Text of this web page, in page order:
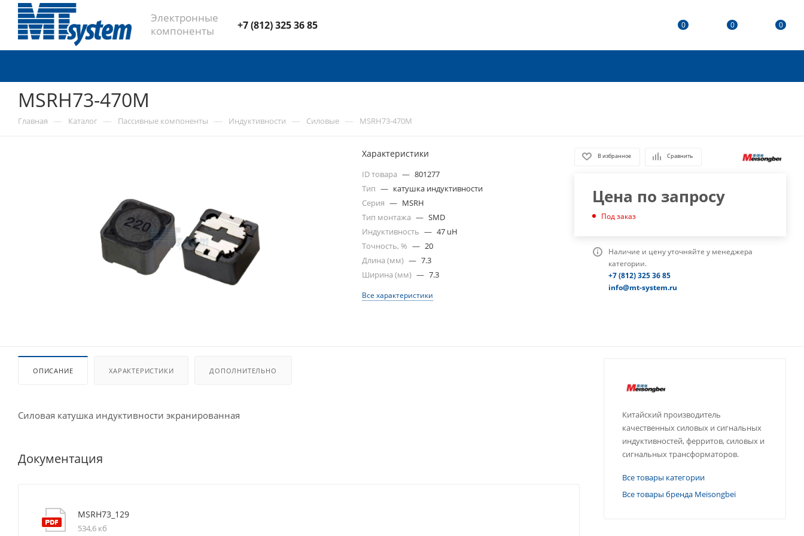
Электронные
компоненты
+7 (812) 325 36 85 0 0 0
MSRH73-470M
Главная — Каталог — Пассивные компоненты — Индуктивности — Силовые — MSRH73-470M
Характеристики
ID товара — 801277
Тип — катушка индуктивности
Серия — MSRH
Тип монтажа — SMD
Индуктивность — 47 uH
Точность, % — 20
Длина (мм) — 7.3
Ширина (мм) — 7.3
Все характеристики
В избранное Сравнить
Цена по запросу
Под заказ
Наличие и цену уточняйте у менеджера
категории.
+7 (812) 325 36 85
info@mt-system.ru
ОПИСАНИЕ ХАРАКТЕРИСТИКИ ДОПОЛНИТЕЛЬНО
Силовая катушка индуктивности экранированная
Документация
MSRH73_129
534,6 кб
Китайский производитель
качественных силовых и сигнальных
индуктивностей, ферритов, силовых и
сигнальных трансформаторов.
Все товары категории
Все товары бренда Meisongbei